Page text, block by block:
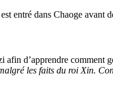
entré dans Chaoge avant
d’apprendre comment
les faits du roi Xin.